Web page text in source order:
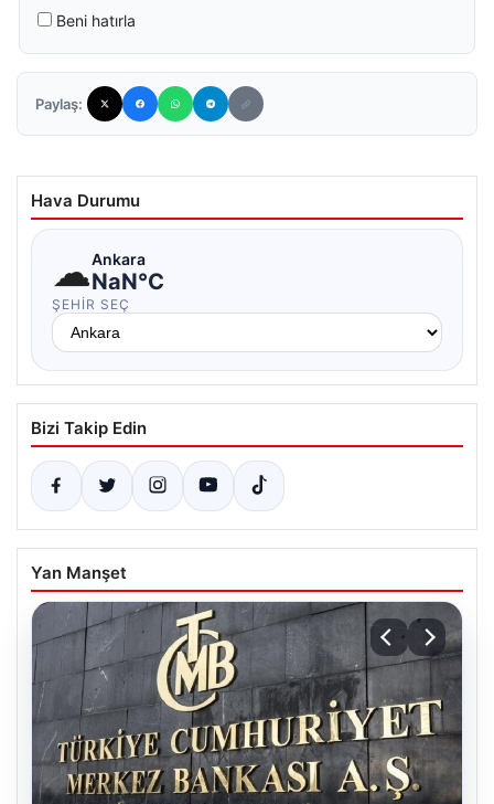
Beni hatırla
Paylaş:
Hava Durumu
☁Ankara
NaN°C
ŞEHIR SEÇ
Bizi Takip Edin
Yan Manşet